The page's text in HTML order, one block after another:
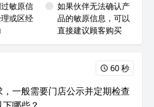
敏原信
或区经
如果伙伴无法确认产
品的敏原信息，可以
直接建议顾客购买
60 秒
一般需要门店公示并定期检查